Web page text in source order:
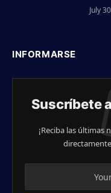
July
INFORMARSE
Suscríbete
¡Reciba las últimas